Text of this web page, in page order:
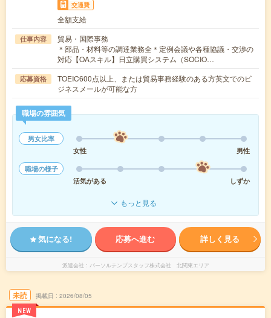
交通費
全額支給
仕事内容
貿易・国際事務
＊部品・材料等の調達業務全＊定例会議や各種協議・交渉の
対応【OAスキル】日立購買システム（SOCIO…
応募資格
TOEIC600点以上、または貿易事務経験のある方英文でのビ
ジネスメールが可能な方
職場の雰囲気
男女比率
女性
男性
職場の様子
活気がある
しずか
もっと見る
気になる! 応募へ進む 詳しく見る
派遣会社 パーソルテンプスタッフ株式会社 北関東エリア
未読
NEW
掲載日 2026/08/05